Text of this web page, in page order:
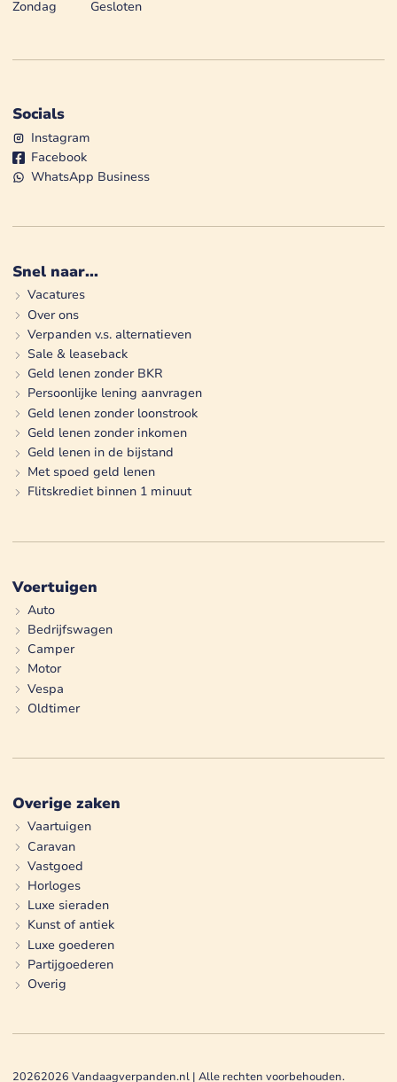
Zondag
Gesloten
Socials
Instagram
Facebook
WhatsApp Business
Snel naar...
Vacatures
Over ons
Verpanden v.s. alternatieven
Sale & leaseback
Geld lenen zonder BKR
Persoonlijke lening aanvragen
Geld lenen zonder loonstrook
Geld lenen zonder inkomen
Geld lenen in de bijstand
Met spoed geld lenen
Flitskrediet binnen 1 minuut
Voertuigen
Auto
Bedrijfswagen
Camper
Motor
Vespa
Oldtimer
Overige zaken
Vaartuigen
Caravan
Vastgoed
Horloges
Luxe sieraden
Kunst of antiek
Luxe goederen
Partijgoederen
Overig
20262026 Vandaagverpanden.nl | Alle rechten voorbehouden.